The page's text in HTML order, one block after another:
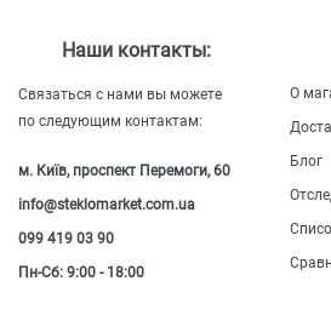
Наши контакты:
Связаться с нами вы можете
по следующим контактам:
м. Київ, проспект Перемоги, 60
info@steklomarket.com.ua
099 419 03 90
Пн-Сб: 9:00 - 18:00
О
Блог